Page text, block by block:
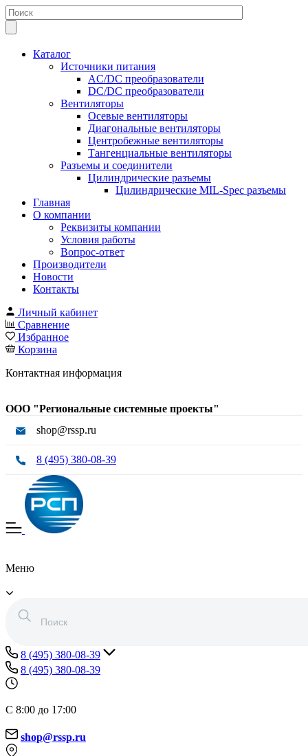
Каталог
Источники питания
AC/DC преобразователи
DC/DC преобразователи
Вентиляторы
Осевые вентиляторы
Диагональные вентиляторы
Центробежные вентиляторы
Тангенциальные вентиляторы
Разъемы и соединители
Цилиндрические разъемы
Цилиндрические MIL-Spec разъемы
Главная
О компании
Реквизиты компании
Условия работы
Вопрос-ответ
Производители
Новости
Контакты
Личный кабинет
Сравнение
Избранное
Корзина
Контактная информация
ООО "Региональные системные проекты"
shop@rssp.ru
8 (495) 380-08-39
Меню
8 (495) 380-08-39
8 (495) 380-08-39
С 8:00 до 17:00
shop@rssp.ru